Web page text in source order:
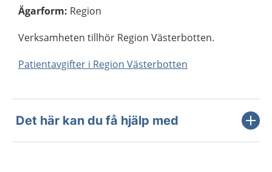
Ägarform: Region
Verksamheten tillhör Region Västerbotten.
Patientavgifter i Region Västerbotten
Det här kan du få hjälp med